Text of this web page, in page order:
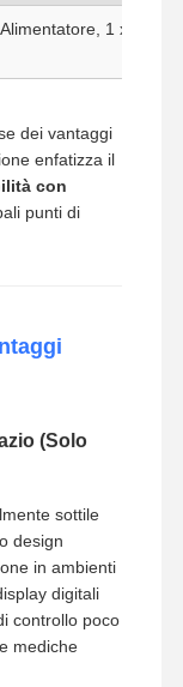
1 x Cavo
dei vantaggi
enfatizza il
con
punti di
(Solo
sottile
design
in ambienti
digitali
controllo poco
mediche